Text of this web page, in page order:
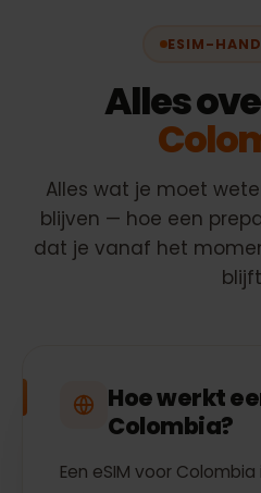
ESIM-
Alles
Alles wat je moet
blijven — hoe een
dat je vanaf het
Hoe werkt
Colombia?
Een eSIM voor